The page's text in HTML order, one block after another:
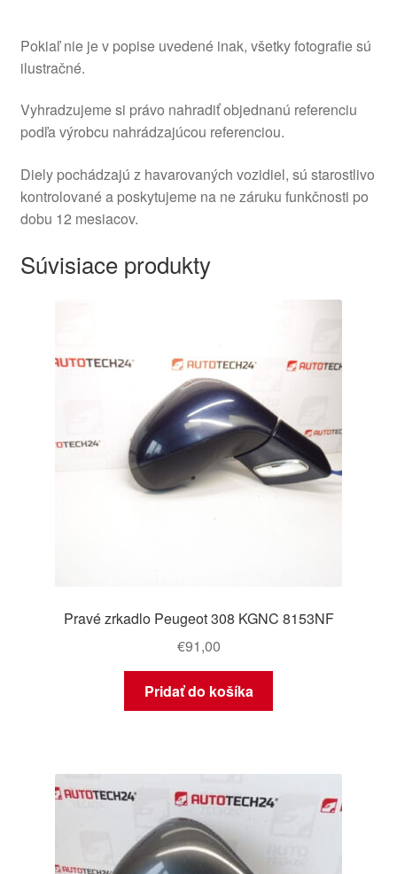
Pokiaľ nie je v popise uvedené inak, všetky fotografie sú
ilustračné.
Vyhradzujeme si právo nahradiť objednanú referenciu
podľa výrobcu nahrádzajúcou referenciou.
Diely pochádzajú z havarovaných vozidiel, sú starostlivo
kontrolované a poskytujeme na ne záruku funkčnosti po
dobu 12 mesiacov.
Súvisiace produkty
Pravé zrkadlo Peugeot 308 KGNC 8153NF
€91,00
Pridať do košíka